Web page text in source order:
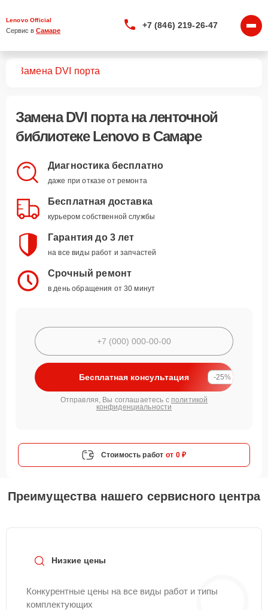
Lenovo Official
Сервис в Самаре
+7 (846) 219-26-47
Замена DVI порта
Замена DVI портана ленточной
библиотеке Lenovo в Самаре
Диагностика бесплатно
даже при отказе от ремонта
Бесплатная доставка
курьером собственной службы
Гарантия до 3 лет
на все виды работ и запчастей
Срочный ремонт
в день обращения от 30 минут
Бесплатная консультация -25%
Отправляя, Вы соглашаетесь с политикой
конфиденциальности
Стоимость работ от 0 ₽
Преимущества нашего сервисного центра
Низкие цены
Конкурентные цены на все виды работ и типы
комплектующих